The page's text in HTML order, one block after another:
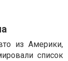
из Америки,
список